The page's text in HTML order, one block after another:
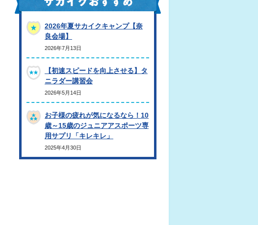
2026年夏サカイクキャンプ【奈
良会場】
2026年7月13日
【初速スピードを向上させる】タ
ニラダー講習会
2026年5月14日
お子様の疲れが気になるなら！10
歳～15歳のジュニアアスポーツ専
用サプリ「キレキレ」
2025年4月30日